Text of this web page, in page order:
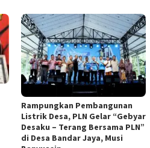
Rampungkan Pembangunan
Listrik Desa, PLN Gelar “Gebyar
Desaku – Terang Bersama PLN”
di Desa Bandar Jaya, Musi